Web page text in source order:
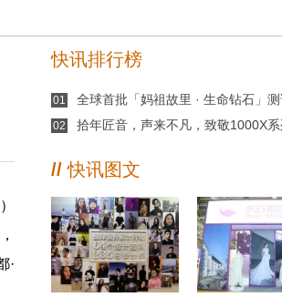
·
快讯排行榜
01 全球首批「妈祖故里 · 生命钻石」测
02
拾年匠音，声来不凡，致敬1000X
// 快讯图文